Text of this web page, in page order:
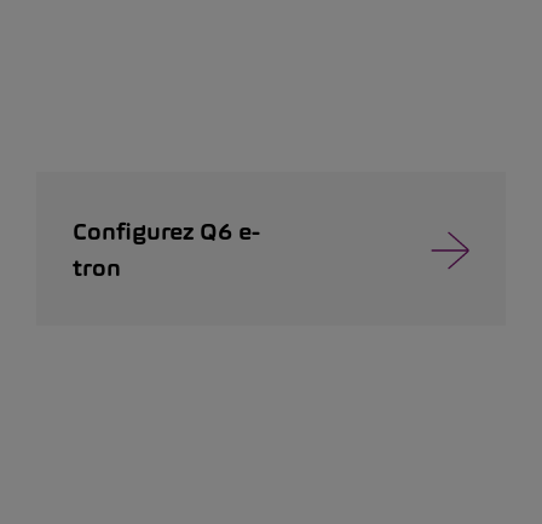
Configurez Q6 e-
tron